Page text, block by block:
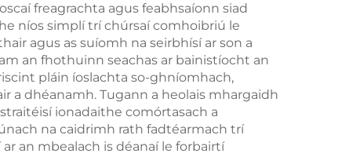
freagrachta agus feabhsaíonn siad
níos simplí trí chúrsaí comhoibriú le
agus as suíomh na seirbhísí ar son a
an fhothuinn seachas ar bainistíocht an
pláin íoslachta so-ghníomhach,
a dhéanamh. Tugann a heolais mhargaidh
ionadaithe comórtasach a
na caidrimh rath fadtéarmach trí
an mbealach is déanaí le forbairtí